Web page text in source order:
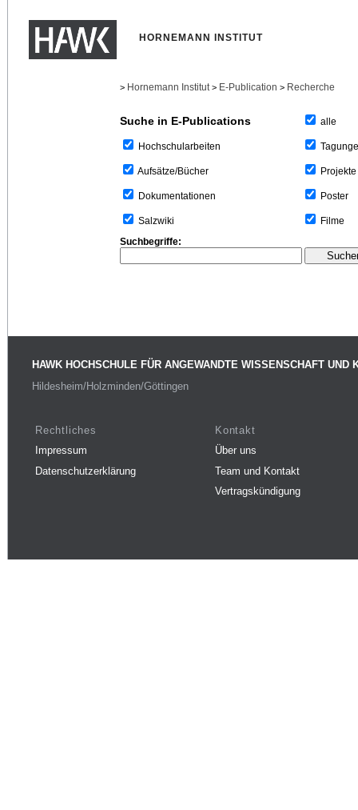
HORNEMANN INSTITUT
> Hornemann Institut > E-Publication > Recherche
Suche in E-Publications
Hochschularbeiten
Aufsätze/Bücher
Dokumentationen
Salzwiki
alle
Projekte
Poster
Filme
Suchbegriffe:
HAWK HOCHSCHULE FÜR ANGEWANDTE WISSENSCHAFT UND
Hildesheim/Holzminden/Göttingen
Rechtliches
Impressum
Datenschutzerklärung
Kontakt
Über uns
Team und Kontakt
Vertragskündigung